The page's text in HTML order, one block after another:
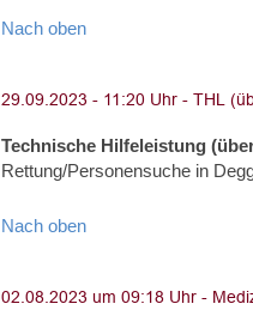
Nach oben
Technische Hilfeleistung
Rettung/Personensuche in
Nach oben